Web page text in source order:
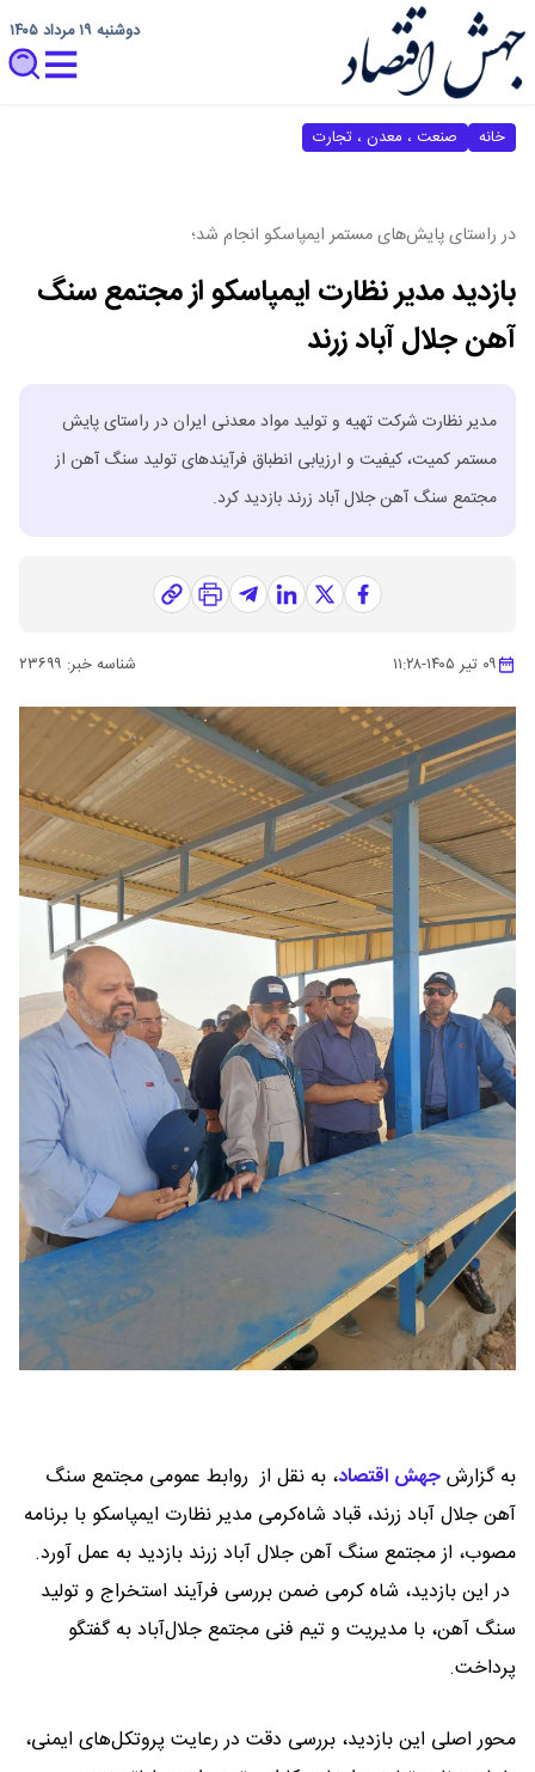
دوشنبه ۱۹ مرداد ۱۴۰۵
خانه صنعت ، معدن ، تجارت
در راستای پایش‌های مستمر ایمپاسکو انجام شد؛
بازدید مدیر نظارت ایمپاسکو از مجتمع سنگ
آهن جلال‌ آباد زرند
مدیر نظارت شرکت تهیه و تولید مواد معدنی ایران در راستای پایش
مستمر کمیت، کیفیت و ارزیابی انطباق فرآیندهای تولید سنگ آهن از
مجتمع سنگ آهن جلال آباد زرند بازدید کرد.
۰۹ تیر ۱۴۰۵ -۱۱:۲۸ شناسه خبر: ۲۳۶۹۹
به گزارشجهش اقتصاد، به نقل از روابط عمومی مجتمع سنگ
آهن جلال آباد زرند، قباد شاه‌کرمی مدیر نظارت ایمپاسکو با برنامه
مصوب، از مجتمع سنگ آهن جلال‌ آباد زرند بازدید به عمل آورد.
در این بازدید، شاه کرمی ضمن بررسی فرآیند استخراج و تولید
سنگ آهن، با مدیریت و تیم‌ فنی مجتمع جلال‌آباد به گفتگو
پرداخت.
محور اصلی این بازدید، بررسی دقت در رعایت پروتکل‌های ایمنی،